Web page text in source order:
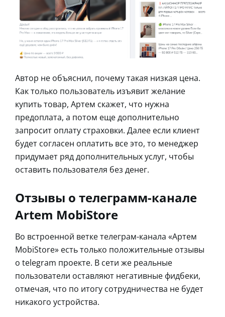
Автор не объяснил, почему такая низкая цена.
Как только пользователь изъявит желание
купить товар, Артем скажет, что нужна
предоплата, а потом еще дополнительно
запросит оплату страховки. Далее если клиент
будет согласен оплатить все это, то менеджер
придумает ряд дополнительных услуг, чтобы
оставить пользователя без денег.
Отзывы о телеграмм-канале
Artem MobiStore
Во встроенной ветке телеграм-канала «Артем
MobiStore» есть только положительные отзывы
о telegram проекте. В сети же реальные
пользователи оставляют негативные фидбеки,
отмечая, что по итогу сотрудничества не будет
никакого устройства.